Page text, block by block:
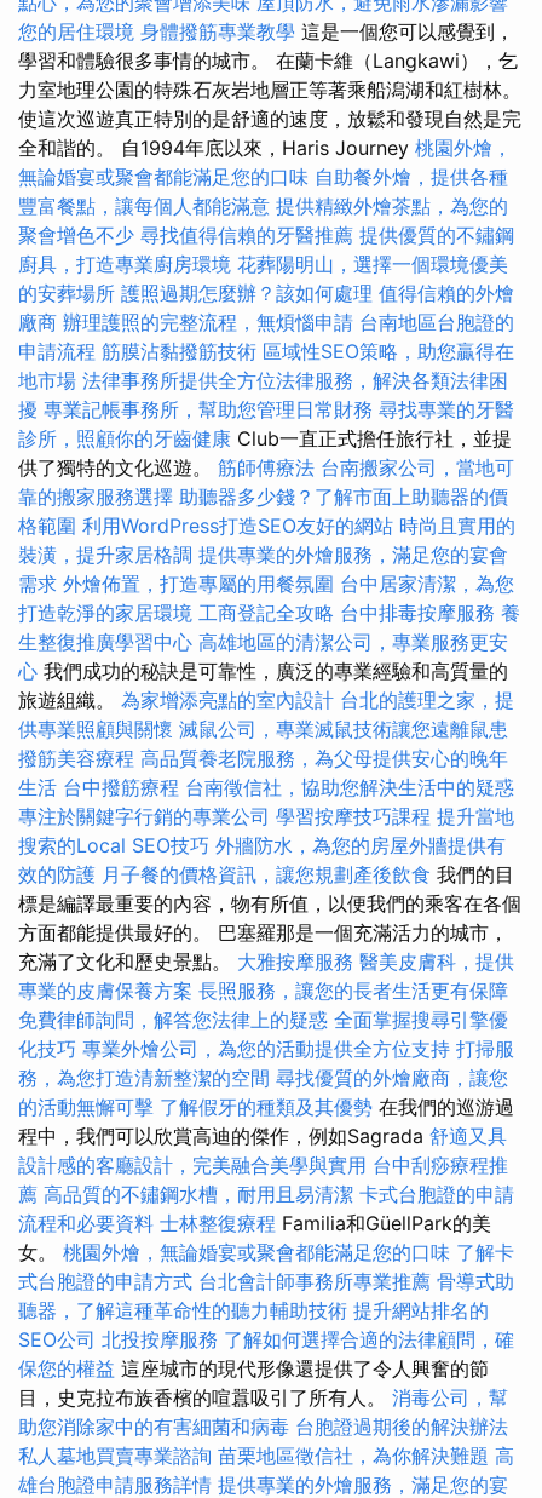
您的居住環境 身體撥筋專業教學 這是一個您可以感覺到，
學習和體驗很多事情的城市。 在蘭卡維（Langkawi），乞
力室地理公園的特殊石灰岩地層正等著乘船潟湖和紅樹林。
使這次巡遊真正特別的是舒適的速度，放鬆和發現自然是完
全和諧的。 自1994年底以來，Haris Journey 桃園外燴，
無論婚宴或聚會都能滿足您的口味 自助餐外燴，提供各種
豐富餐點，讓每個人都能滿意 提供精緻外燴茶點，為您的
聚會增色不少 尋找值得信賴的牙醫推薦 提供優質的不鏽鋼
廚具，打造專業廚房環境 花葬陽明山，選擇一個環境優美
的安葬場所 護照過期怎麼辦？該如何處理 值得信賴的外燴
廠商 辦理護照的完整流程，無煩惱申請 台南地區台胞證的
申請流程 筋膜沾黏撥筋技術 區域性SEO策略，助您贏得在
地市場 法律事務所提供全方位法律服務，解決各類法律困
擾 專業記帳事務所，幫助您管理日常財務 尋找專業的牙醫
診所，照顧你的牙齒健康 Club一直正式擔任旅行社，並提
供了獨特的文化巡遊。 筋師傅療法 台南搬家公司，當地可
靠的搬家服務選擇 助聽器多少錢？了解市面上助聽器的價
格範圍 利用WordPress打造SEO友好的網站 時尚且實用的
裝潢，提升家居格調 提供專業的外燴服務，滿足您的宴會
需求 外燴佈置，打造專屬的用餐氛圍 台中居家清潔，為您
打造乾淨的家居環境 工商登記全攻略 台中排毒按摩服務 養
生整復推廣學習中心 高雄地區的清潔公司，專業服務更安
心 我們成功的秘訣是可靠性，廣泛的專業經驗和高質量的
旅遊組織。 為家增添亮點的室內設計 台北的護理之家，提
供專業照顧與關懷 滅鼠公司，專業滅鼠技術讓您遠離鼠患
撥筋美容療程 高品質養老院服務，為父母提供安心的晚年
生活 台中撥筋療程 台南徵信社，協助您解決生活中的疑惑
專注於關鍵字行銷的專業公司 學習按摩技巧課程 提升當地
搜索的Local SEO技巧 外牆防水，為您的房屋外牆提供有
效的防護 月子餐的價格資訊，讓您規劃產後飲食 我們的目
標是編譯最重要的內容，物有所值，以便我們的乘客在各個
方面都能提供最好的。 巴塞羅那是一個充滿活力的城市，
充滿了文化和歷史景點。 大雅按摩服務 醫美皮膚科，提供
專業的皮膚保養方案 長照服務，讓您的長者生活更有保障
免費律師詢問，解答您法律上的疑惑 全面掌握搜尋引擎優
化技巧 專業外燴公司，為您的活動提供全方位支持 打掃服
務，為您打造清新整潔的空間 尋找優質的外燴廠商，讓您
的活動無懈可擊 了解假牙的種類及其優勢 在我們的巡游過
程中，我們可以欣賞高迪的傑作，例如Sagrada 舒適又具
設計感的客廳設計，完美融合美學與實用 台中刮痧療程推
薦 高品質的不鏽鋼水槽，耐用且易清潔 卡式台胞證的申請
流程和必要資料 士林整復療程 Familia和GüellPark的美
女。 桃園外燴，無論婚宴或聚會都能滿足您的口味 了解卡
式台胞證的申請方式 台北會計師事務所專業推薦 骨導式助
聽器，了解這種革命性的聽力輔助技術 提升網站排名的
SEO公司 北投按摩服務 了解如何選擇合適的法律顧問，確
保您的權益 這座城市的現代形像還提供了令人興奮的節
目，史克拉布族香檳的喧囂吸引了所有人。 消毒公司，幫
助您消除家中的有害細菌和病毒 台胞證過期後的解決辦法
私人墓地買賣專業諮詢 苗栗地區徵信社，為你解決難題 高
雄台胞證申請服務詳情 提供專業的外燴服務，滿足您的宴